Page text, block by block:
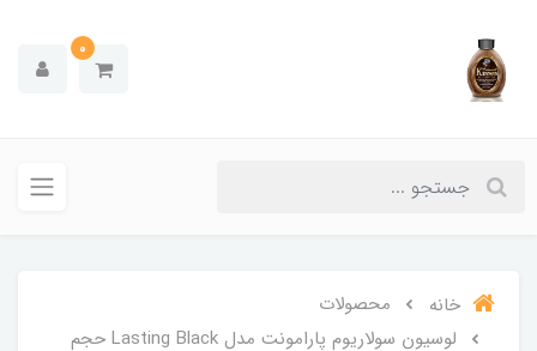
0
خانه
محصولات
لوسیون سولاریوم پارامونت مدل Lasting Black حجم